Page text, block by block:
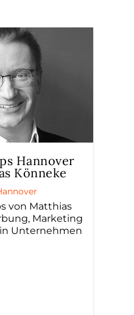
Hannover
Könneke
von Matthias
Marketing
Unternehmen